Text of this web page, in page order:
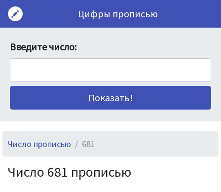
Цифры прописью
Введите число:
Число прописью 681
Число 681 прописью